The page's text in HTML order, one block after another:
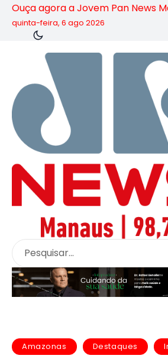
Ouça agora a Jovem Pan News
quinta-feira, 6 ago 2026
Amazonas Destaques